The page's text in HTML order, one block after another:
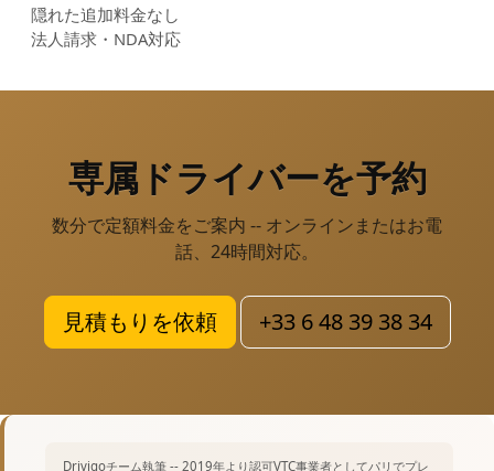
隠れた追加料金なし
法人請求・NDA対応
専属ドライバーを予約
数分で定額料金をご案内 -- オンラインまたはお電
話、24時間対応。
見積もりを依頼 +33 6 48 39 38 34
Drivigoチーム執筆 -- 2019年より認可VTC事業者としてパリでプレ